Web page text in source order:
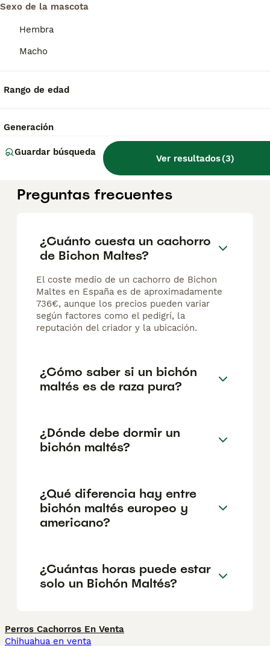
Sexo de la mascota
Hembra
Macho
Rango de edad
Generación
Guardar búsqueda
Ver resultados(3)
Bichón maltes Toy
Edad SexoPrecio
Preguntas frecuentes
¿Cuánto cuesta un cachorro
de Bichon Maltes?
El coste medio de un cachorro de Bichon
Maltes en España es de aproximadamente
736€, aunque los precios pueden variar
según factores como el pedigrí, la
reputación del criador y la ubicación.
¿Cómo saber si un bichón
maltés es de raza pura?
¿Dónde debe dormir un
bichón maltés?
¿Qué diferencia hay entre
bichón maltés europeo y
americano?
¿Cuántas horas puede estar
solo un Bichón Maltés?
Perros Cachorros En Venta
Chihuahua en venta